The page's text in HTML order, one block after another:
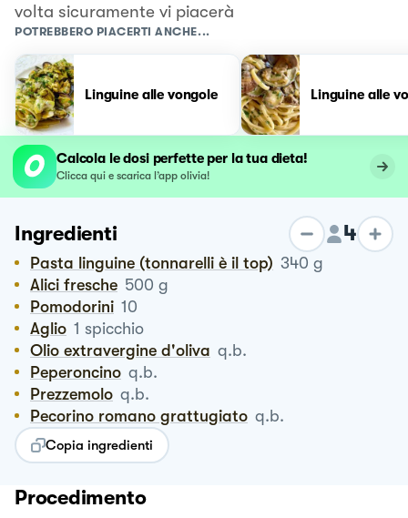
volta sicuramente vi piacerà
POTREBBERO PIACERTI ANCHE...
Linguine alle vongole Linguine alle
Calcola le dosi perfette per la tua dieta!
Clicca qui e scarica l’app olivia!
Ingredienti 4
Pasta linguine (tonnarelli è il top) 340 g
Alici fresche 500 g
Pomodorini 10
Aglio 1 spicchio
Olio extravergine d'oliva q.b.
Peperoncino q.b.
Prezzemolo q.b.
Pecorino romano grattugiato q.b.
Copia ingredienti
Procedimento